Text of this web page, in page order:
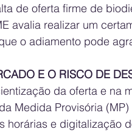
de oferta firme de
avalia realizar um
o adiamento pode
E O RISCO DE
da oferta e na
Medida Provisória
horárias e digitalização